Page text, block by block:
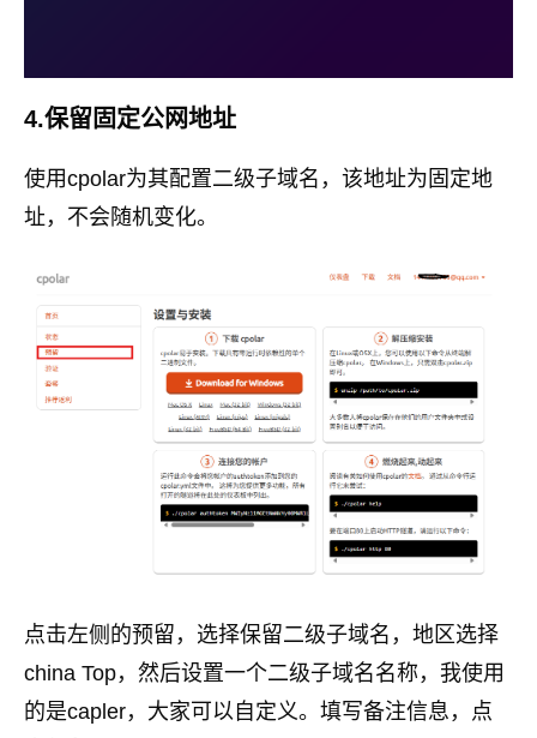
4.保留固定公网地址
使用cpolar为其配置二级子域名，该地址为固定地
址，不会随机变化。
点击左侧的预留，选择保留二级子域名，地区选择
china Top，然后设置一个二级子域名名称，我使用
的是capler，大家可以自定义。填写备注信息，点